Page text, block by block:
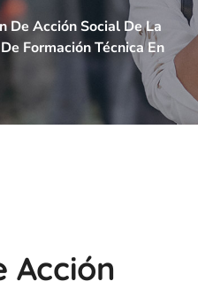
De Acción Social De La
Formación Técnica En
Acción